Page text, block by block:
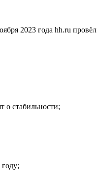
2023 года hh.ru провёл
о стабильности;